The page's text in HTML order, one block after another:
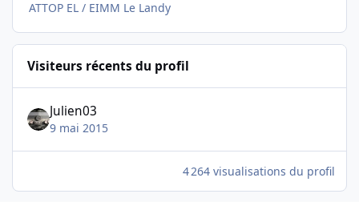
ATTOP EL / EIMM Le Landy
Visiteurs récents du profil
Julien03
9 mai 2015
4 264 visualisations du profil